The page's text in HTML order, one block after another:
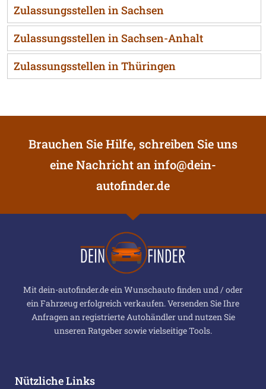
Zulassungsstellen in Sachsen
Zulassungsstellen in Sachsen-Anhalt
Zulassungsstellen in Thüringen
Brauchen Sie Hilfe, schreiben Sie uns
eine Nachricht aninfo@dein-
autofinder.de
Mit dein-autofinder.de ein Wunschauto finden und / oder
ein Fahrzeug erfolgreich verkaufen. Versenden Sie Ihre
Anfragen an registrierte Autohändler und nutzen Sie
unseren Ratgeber sowie vielseitige Tools.
Nützliche Links